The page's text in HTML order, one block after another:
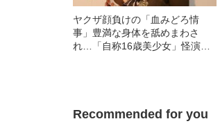
ヤクザ顔負けの「血みどろ情
事」豊満な身体を舐めまわさ
れ…「自称16歳美少女」怪演
Recommended for you